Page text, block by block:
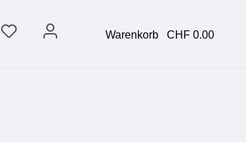
Warenkorb CHF 0.00